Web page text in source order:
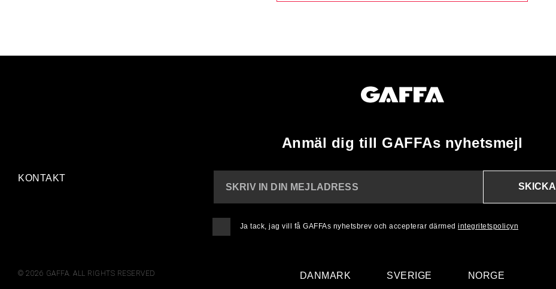
Anmäl dig till GAFFAs nyhetsmejl
KONTAKT
SKRIV IN DIN MEJLADRESS
SKICKA
Ja tack, jag vill få GAFFAs nyhetsbrev och accepterar därmed integritetspolicyn
© 2026 GAFFA. ALL RIGHTS RESERVED DANMARK SVERIGE NORGE